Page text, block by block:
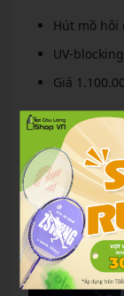
Hút mồ hôi
UV-
Giá
Phù hợp cho
Công nghệ
Yonex chuẩn